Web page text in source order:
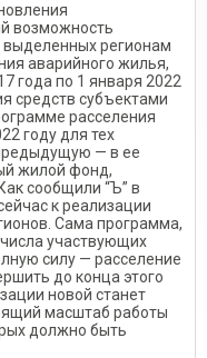
возможность
выделенных регионам
аварийного жилья,
года по 1 января 2022
средств субъектами
расселения
году для тех
— в ее
жилой фонд,
сообщили “Ъ” в
к реализации
Сама программа,
участвующих
силу — расселение
до конца этого
новой станет
масштаб работы
должно быть